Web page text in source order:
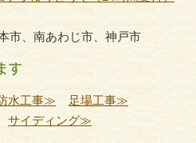
市、南あわじ市、神戸市
す
水工事≫
足場工事≫
サイディング≫